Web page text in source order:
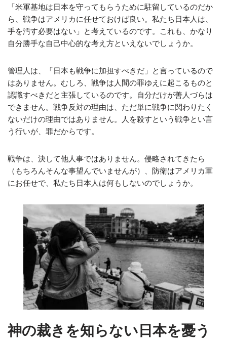
「米軍基地は日本を守ってもらうために駐留しているのだか
ら、戦争はアメリカに任せておけば良い。私たち日本人は、
手を汚す必要はない」と考えているのです。これも、かなり
自分勝手な自己中心的な考え方といえないでしょうか。
管理人は、「日本も戦争に加担すべきだ」と言っているので
はありません。むしろ、戦争は人間の罪ゆえに起こるものと
認識すべきだと主張しているのです。自分だけが善人づらは
できません。戦争反対の理由は、ただ単に戦争に関わりたく
ないだけの理由ではありません。人を殺すという戦争とい言
う行いが、罪だからです。
戦争は、決して他人事ではありません。侵略されてきたら
（もちろんそんな事望んでいませんが）、防衛はアメリカ軍
にお任せで、私たち日本人は何もしないのでしょうか。
神の裁きを知らない日本を憂う